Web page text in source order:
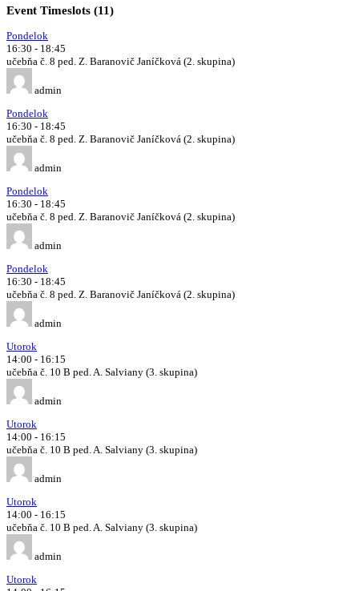
Event Timeslots (11)
Pondelok
16:30 - 18:45
učebňa č. 8 ped. Z. Baranovič Janíčková (2. skupina)
admin
Pondelok
16:30 - 18:45
učebňa č. 8 ped. Z. Baranovič Janíčková (2. skupina)
admin
Pondelok
16:30 - 18:45
učebňa č. 8 ped. Z. Baranovič Janíčková (2. skupina)
admin
Pondelok
16:30 - 18:45
učebňa č. 8 ped. Z. Baranovič Janíčková (2. skupina)
admin
Utorok
14:00 - 16:15
učebňa č. 10 B ped. A. Salviany (3. skupina)
admin
Utorok
14:00 - 16:15
učebňa č. 10 B ped. A. Salviany (3. skupina)
admin
Utorok
14:00 - 16:15
učebňa č. 10 B ped. A. Salviany (3. skupina)
admin
Utorok